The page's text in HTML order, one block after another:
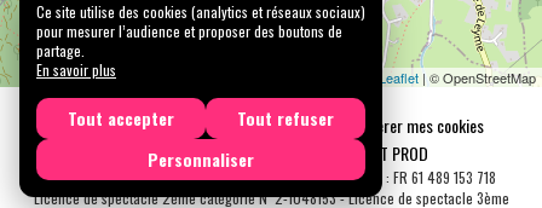
Leaflet | © OpenStreetMap
Mentions légales Confidentialité
Gérer mes cookies
Tous droits réservés © 2026 |
CARREMENT PROD
N° SIRET : 489 153 718 00031 - APE : 9001 Z - N° TVA Int. : FR 61 489 153 718
Licence de spectacle 2ème catégorie N°2-1048153 - Licence de spectacle 3ème
Ce site utilise des cookies (analytics et réseaux sociaux)
pour mesurer l’audience et proposer des boutons de
partage.
En savoir plus
Tout accepter
Tout refuser
Personnaliser